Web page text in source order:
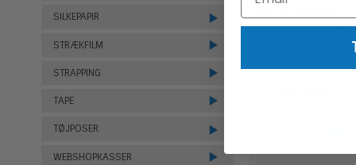
SILKEPAPIR
STRÆKFILM
STRAPPING
TAPE
TØJPOSER
WEBSHOPKASSER
billigEmballage
kassefyld -